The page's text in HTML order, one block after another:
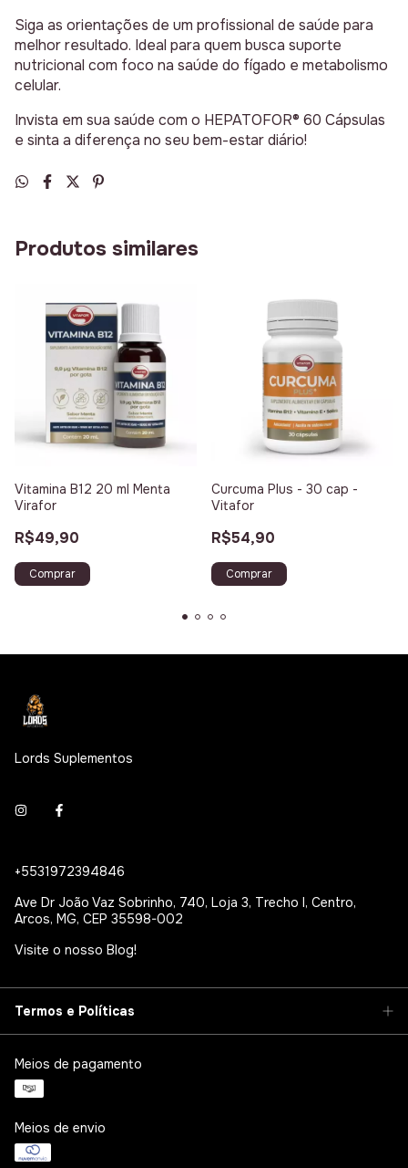
Siga as orientações de um profissional de saúde para
melhor resultado. Ideal para quem busca suporte
nutricional com foco na saúde do fígado e metabolismo
celular.
Invista em sua saúde com o HEPATOFOR® 60 Cápsulas
e sinta a diferença no seu bem-estar diário!
Produtos similares
Vitamina B12 20 ml Menta
Virafor
R$49,90
Curcuma Plus - 30 cap -
Vitafor
R$54,90
Lords Suplementos
+5531972394846
Ave Dr João Vaz Sobrinho, 740, Loja 3, Trecho I, Centro,
Arcos, MG, CEP 35598-002
Visite o nosso Blog!
Termos e Políticas
Meios de pagamento
Meios de envio